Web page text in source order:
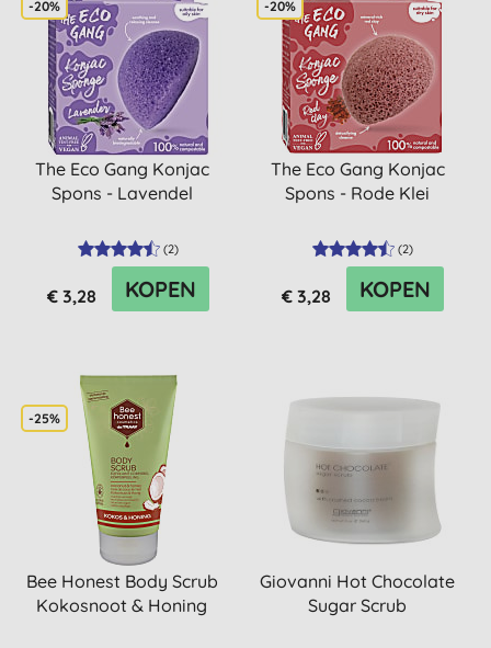
-20%
The Eco Gang Konjac
Spons - Lavendel
(2)
€ 3,28 KOPEN
-20%
The Eco Gang Konjac
Spons - Rode Klei
(2)
€ 3,28 KOPEN
-25%
Bee Honest Body Scrub
Kokosnoot & Honing
Giovanni Hot Chocolate
Sugar Scrub